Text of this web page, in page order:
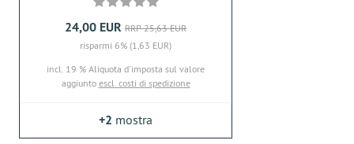
24,00 EUR RRP 25,63 EUR
risparmi 6% (1,63 EUR)
incl. 19 % Aliquota d'imposta sul valore
aggiunto escl. costi di spedizione
+2 mostra